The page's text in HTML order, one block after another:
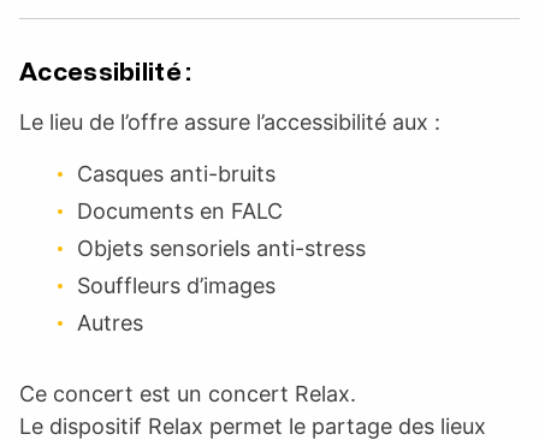
Accessibilité :
Le lieu de l’offre assure l’accessibilité aux :
Casques anti-bruits
Documents en FALC
Objets sensoriels anti-stress
Souffleurs d’images
Autres
Ce concert est un concert Relax.
Le dispositif Relax permet le partage des lieux